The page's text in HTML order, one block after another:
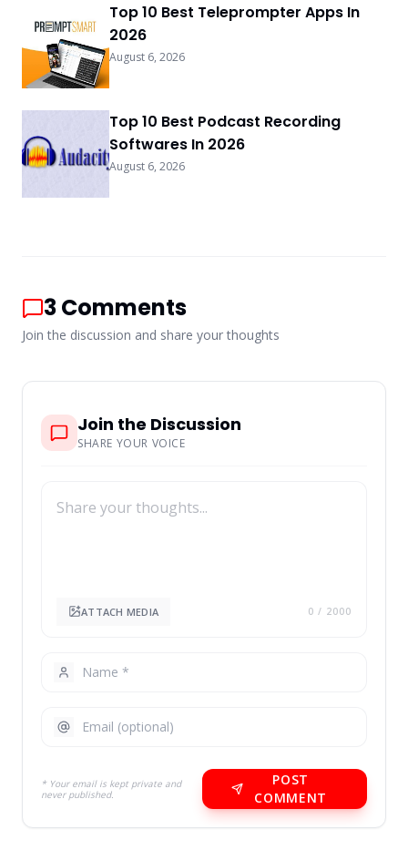
Top 10 Best Teleprompter Apps In
2026
August 6, 2026
Top 10 Best Podcast Recording
Softwares In 2026
August 6, 2026
3Comments
Join the discussion and share your thoughts
Join the Discussion
SHARE YOUR VOICE
ATTACH MEDIA 0 / 2000
* Your email is kept private and
never published.
POST
COMMENT